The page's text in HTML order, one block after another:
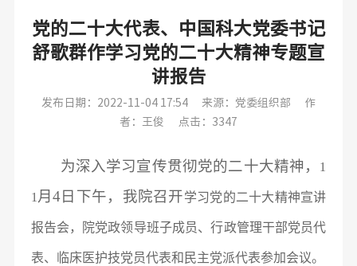
党的二十大代表、中国科大党委书记
舒歌群作学习党的二十大精神专题宣
讲报告
发布日期：2022-11-04 17:54 来源：党委组织部
作
者：王俊
点击：3347
为深入学习宣传贯彻党的二十大精神， 1
1月4日下午，我院召开学习党的二十大精神宣讲
报告会，院党政领导班子成员、行政管理干部党员代
表、临床医护技党员代表和民主党派代表参加会议。